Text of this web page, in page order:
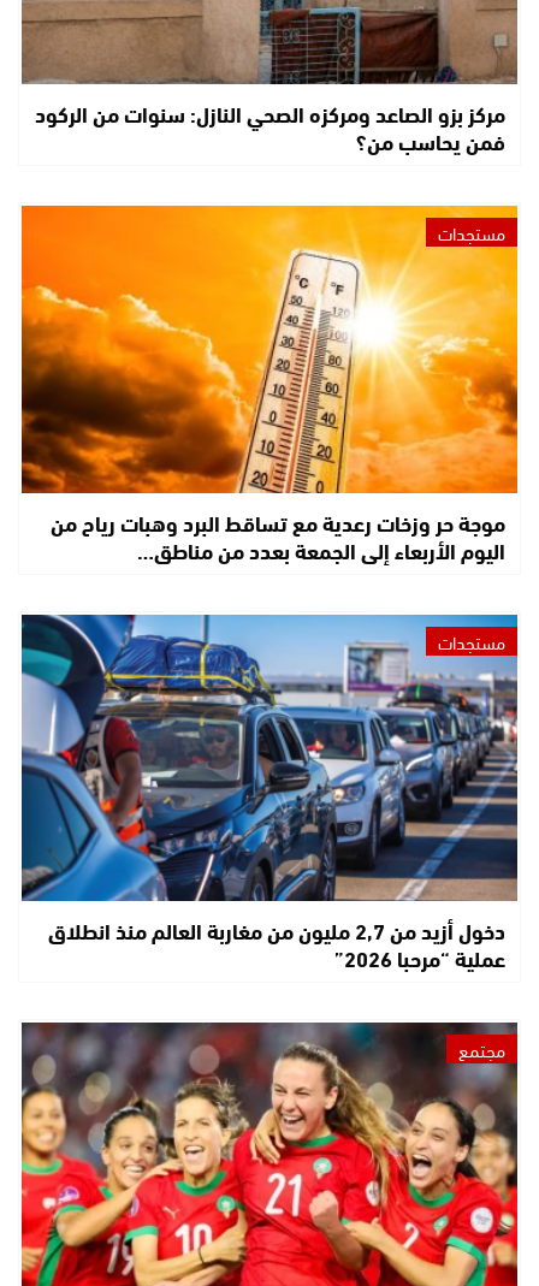
مركز بزو الصاعد ومركزه الصحي النازل: سنوات من الركود
فمن يحاسب من؟
مستجدات
موجة حر وزخات رعدية مع تساقط البرد وهبات رياح من
اليوم الأربعاء إلى الجمعة بعدد من مناطق…
مستجدات
دخول أزيد من 2,7 مليون من مغاربة العالم منذ انطلاق
عملية “مرحبا 2026”
مجتمع